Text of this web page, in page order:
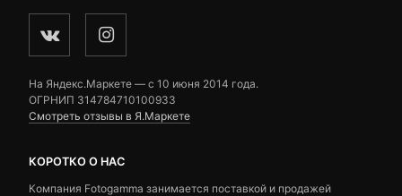
На Яндекс.Маркете — c 10 июня 2014 года.
ОГРНИП 314784710100933
Смотреть отзывы в Я.Маркете
КОРОТКО О НАС
Компания Fotogamma занимается поставкой и продажей